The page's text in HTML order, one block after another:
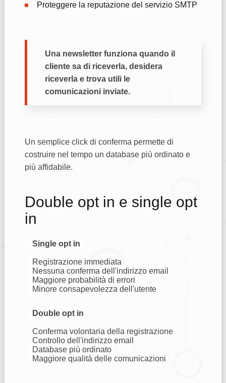
Proteggere la reputazione del servizio SMTP
Una newsletter funziona quando il
cliente sa di riceverla, desidera
riceverla e trova utili le
comunicazioni inviate.
Un semplice click di conferma permette di
costruire nel tempo un database più ordinato e
più affidabile.
Double opt in e single opt
in
Single opt in
Registrazione immediata
Nessuna conferma dell'indirizzo email
Maggiore probabilità di errori
Minore consapevolezza dell'utente
Double opt in
Conferma volontaria della registrazione
Controllo dell'indirizzo email
Database più ordinato
Maggiore qualità delle comunicazioni